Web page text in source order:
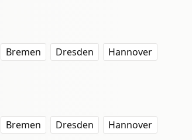
Bremen Dresden
Hannover
Bremen Dresden Hannover